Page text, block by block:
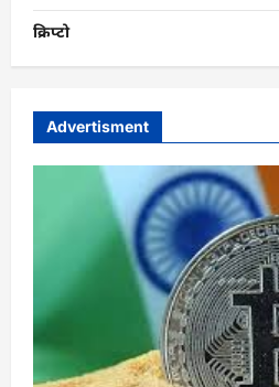
क्रिप्टो
Advertisment